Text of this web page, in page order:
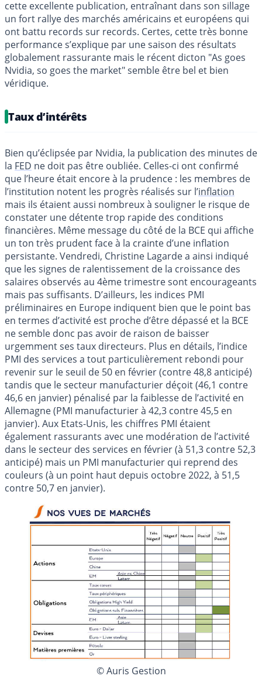
cette excellente publication, entraînant dans son sillage
un fort rallye des marchés américains et européens qui
ont battu records sur records. Certes, cette très bonne
performance s’explique par une saison des résultats
globalement rassurante mais le récent dicton "As goes
Nvidia, so goes the market" semble être bel et bien
véridique.
Taux d’intérêts
Bien qu’éclipsée par Nvidia, la publication des minutes de
la FED ne doit pas être oubliée. Celles-ci ont confirmé
que l’heure était encore à la prudence : les membres de
l’institution notent les progrès réalisés sur l’inflation
mais ils étaient aussi nombreux à souligner le risque de
constater une détente trop rapide des conditions
financières. Même message du côté de la BCE qui affiche
un ton très prudent face à la crainte d’une inflation
persistante. Vendredi, Christine Lagarde a ainsi indiqué
que les signes de ralentissement de la croissance des
salaires observés au 4ème trimestre sont encourageants
mais pas suffisants. D’ailleurs, les indices PMI
préliminaires en Europe indiquent bien que le point bas
en termes d’activité est proche d’être dépassé et la BCE
ne semble donc pas avoir de raison de baisser
urgemment ses taux directeurs. Plus en détails, l’indice
PMI des services a tout particulièrement rebondi pour
revenir sur le seuil de 50 en février (contre 48,8 anticipé)
tandis que le secteur manufacturier déçoit (46,1 contre
46,6 en janvier) pénalisé par la faiblesse de l’activité en
Allemagne (PMI manufacturier à 42,3 contre 45,5 en
janvier). Aux Etats-Unis, les chiffres PMI étaient
également rassurants avec une modération de l’activité
dans le secteur des services en février (à 51,3 contre 52,3
anticipé) mais un PMI manufacturier qui reprend des
couleurs (à un point haut depuis octobre 2022, à 51,5
contre 50,7 en janvier).
© Auris Gestion